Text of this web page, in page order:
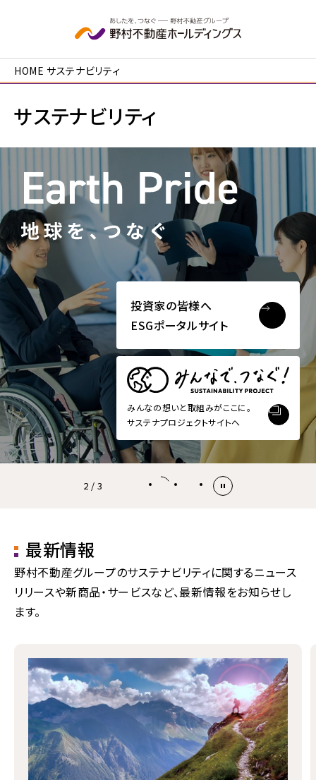
HOME サステナビリティ
サステナビリティ
投資家の皆様へ
ESGポータルサイト
みんなの想いと取組みがここに。
サステナプロジェクトサイトへ
2 / 3
最新情報
野村不動産グループのサステナビリティに関するニュース
リリースや新商品・サービスなど、最新情報をお知らせし
ます。